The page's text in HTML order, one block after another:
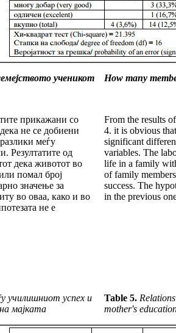
ученикот
How many
прикажани со
не се добиени
меѓу
Резултатите од
дека животот во
помал број
значење за
во оваа, како и во
не е
From the results
4. it is obvious
significant
variables. The
life in a family
of family
success. The
in the previous
училишниот успех и
мајката
Table 5.
mother's